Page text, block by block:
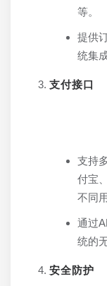
等。
提供
统集成
支付接口
支持
付宝
不同
通过
统的
安全防护